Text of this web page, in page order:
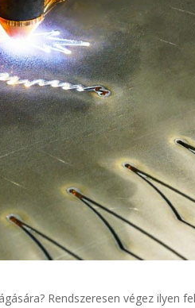
Rendszeresen végez ilyen